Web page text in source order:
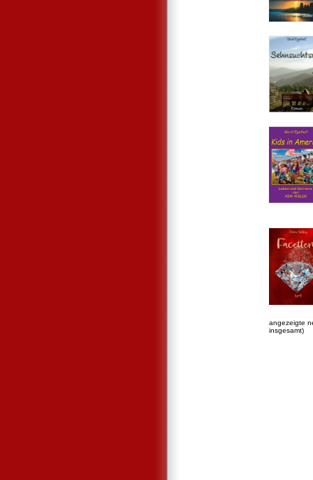
angezeigte
insgesamt)